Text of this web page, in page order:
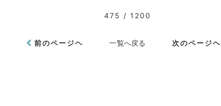
475 / 1200
前のページヘ 一覧へ戻る 次のページヘ